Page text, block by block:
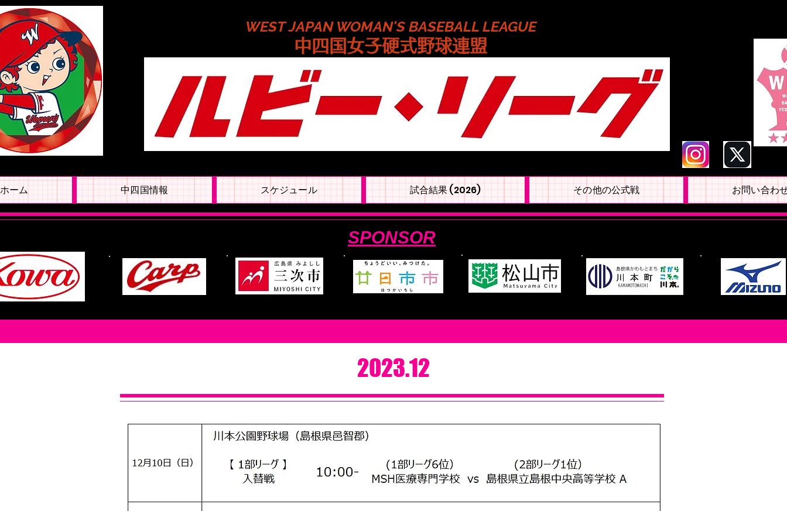
WEST JAPAN WOMAN'S BASEBALL LEAGUE
​中四国女子硬式野球連盟
ホーム 中四国情報 スケジュール 試合結果 (2026) その他の公式戦 お問い合わ
SPONSOR
2023.12